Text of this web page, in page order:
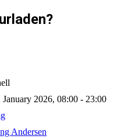
January 2026, 08:00 - 23:00
Andersen